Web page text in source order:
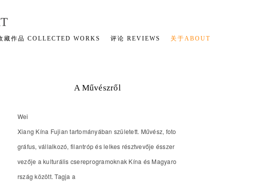
藏作品 COLLECTED WORKS 评论 REVIEWS 关于ABOUT
A Művészről
Wei
Xiang Kína Fujian tartományában született. Művész, foto
gráfus, vállalkozó, filantróp és lelkes résztvevője ésszer
vezője a kulturális csereprogramoknak Kína és Magyaro
rszág között. Tagja a